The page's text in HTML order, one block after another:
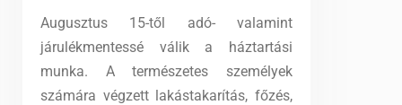
Augusztus 15-től adó- valamint
járulékmentessé válik a háztartási
munka. A természetes személyek
számára végzett lakástakarítás, főzés,